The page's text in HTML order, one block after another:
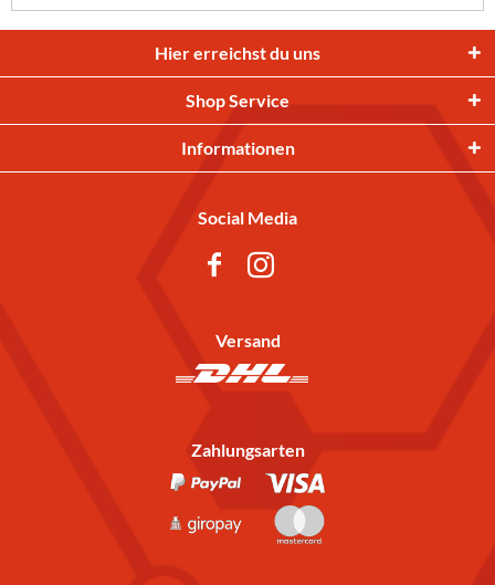
Hier erreichst du uns
Shop Service
Informationen
Social Media
Versand
Zahlungsarten